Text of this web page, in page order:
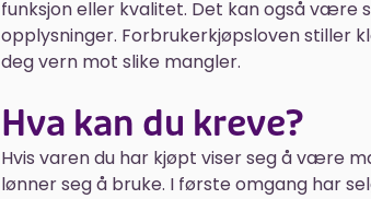
funksjon eller kvalitet. Det kan også være
opplysninger. Forbrukerkjøpsloven stiller
deg vern mot slike mangler.
Hva kan du kreve?
Hvis varen du har kjøpt viser seg å være
lønner seg å bruke. I første omgang har